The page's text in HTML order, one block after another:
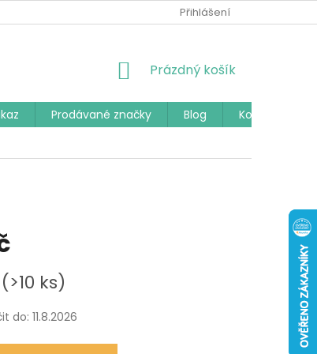
PODMÍNKY OCHRANY OSOBNÍCH ÚDAJŮ
Přihlášení
NÁKUPNÍ
Prázdný košík
Prodávané značky Blog
Kontakty
(>10 ks)
do: 11.8.2026